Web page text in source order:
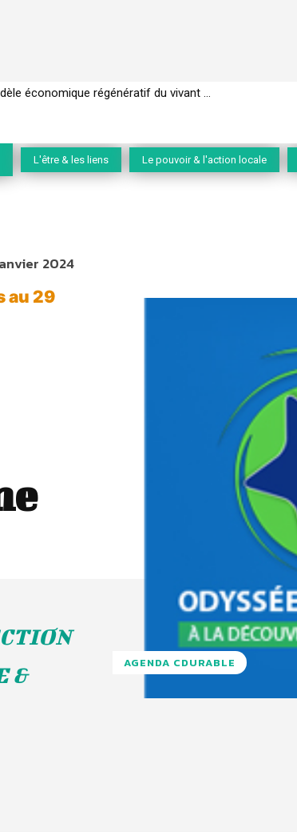
économique régénératif du vivant …
» appelle les entreprises à devenir des alliées du vivant
L'être & les liens Le pouvoir & l'action locale
2024
au 29
&
AGENDA CDURABLE